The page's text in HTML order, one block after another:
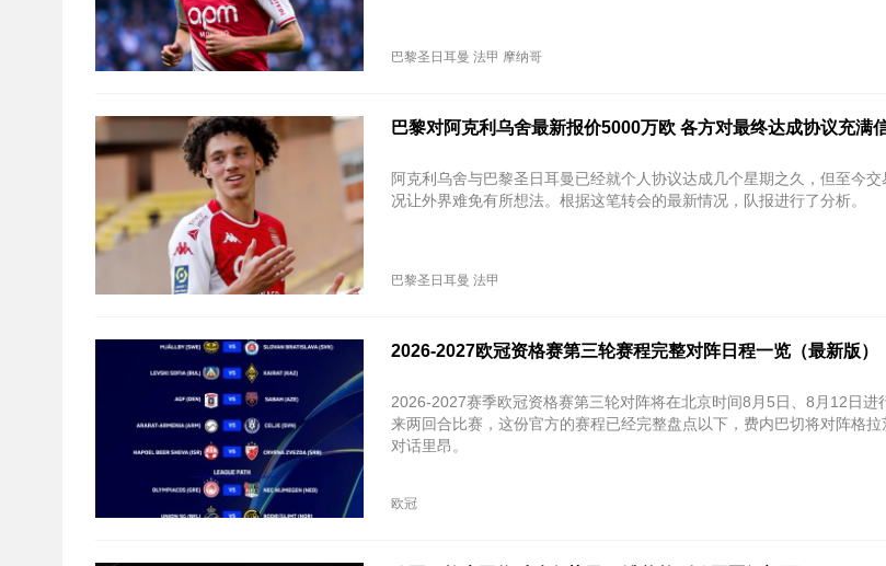
巴黎圣日耳曼 法甲 摩纳哥
巴黎对阿克利乌舍最新报价5000万欧 各方对最终达成协议充满
阿克利乌舍与巴黎圣日耳曼已经就个人协议达成几个星期之久，但至今
况让外界难免有所想法。根据这笔转会的最新情况，队报进行了分析。
巴黎圣日耳曼 法甲
2026-2027欧冠资格赛第三轮赛程完整对阵日程一览（最新版）
2026-2027赛季欧冠资格赛第三轮对阵将在北京时间8月5日、8月12日进
来两回合比赛，这份官方的赛程已经完整盘点以下，费内巴切将对阵格
对话里昂。
欧冠